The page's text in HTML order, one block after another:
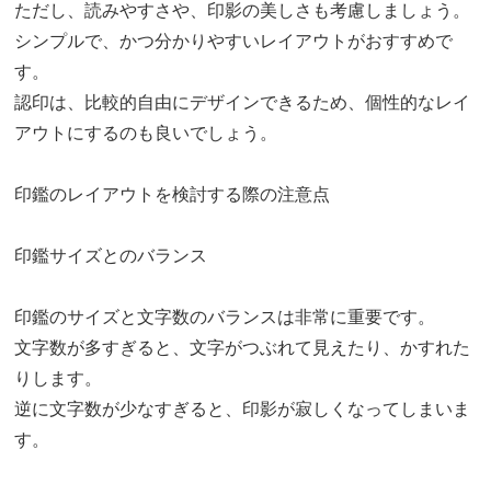
ただし、読みやすさや、印影の美しさも考慮しましょう。
シンプルで、かつ分かりやすいレイアウトがおすすめで
す。
認印は、比較的自由にデザインできるため、個性的なレイ
アウトにするのも良いでしょう。
印鑑のレイアウトを検討する際の注意点
印鑑サイズとのバランス
印鑑のサイズと文字数のバランスは非常に重要です。
文字数が多すぎると、文字がつぶれて見えたり、かすれた
りします。
逆に文字数が少なすぎると、印影が寂しくなってしまいま
す。